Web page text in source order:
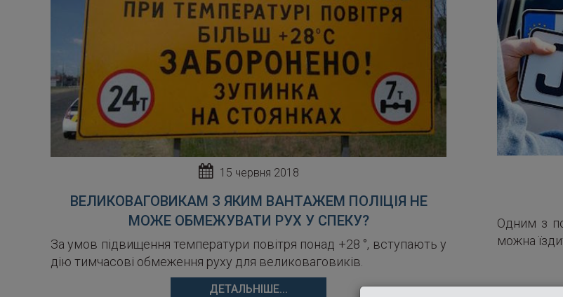
15 червня 2018
ВЕЛИКОВАГОВИКАМ З ЯКИМ ВАНТАЖЕМ ПОЛІЦІЯ НЕ
МОЖЕ ОБМЕЖУВАТИ РУХ У СПЕКУ?
За умов підвищення температури повітря понад +28 °, вступають у
дію тимчасові обмеження руху для великоваговиків.
ДЕТАЛЬНІШЕ...
Одним з
можна